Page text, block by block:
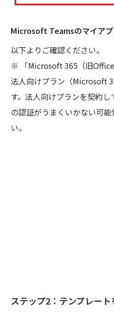
Microsoft Teamsのマイアプ
以下よりご確認ください。
※ 「Microsoft 365（旧
法人向けプラン（Microsoft
す。法人向けプランを契約
の認証がうまくいかない可
い。
ステップ2：テンプレー